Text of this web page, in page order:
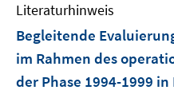
Literaturhinweis
Begleitende
im Rahmen des
der Phase 1994-1999